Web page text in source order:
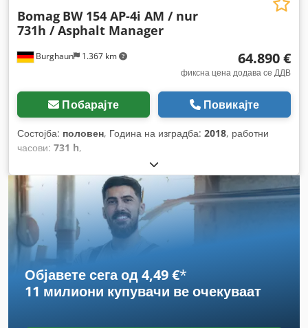
Burghaun 1.367 km
Bomag BW 154 AP-4i AM / nur
731h / Asphalt Manager
64.890 €
фиксна цена додава се ДДВ
Побарајте Повикајте
Состојба: половен, Година на изградба: 2018, работни
часови: 731 h,
Објавете сега од 4,49 €*
11 милиони купувачи ве очекуваат